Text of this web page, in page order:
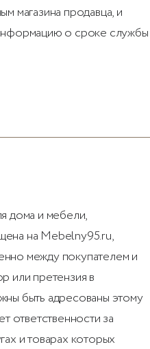
магазина продавца, и
о сроке службы
дома и мебели,
на Mebelny95.ru,
между покупателем и
или претензия в
быть адресованы этому
ответственности за
и товарах которых